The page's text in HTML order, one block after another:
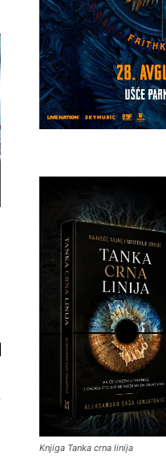
Knjiga Tanka crna linija